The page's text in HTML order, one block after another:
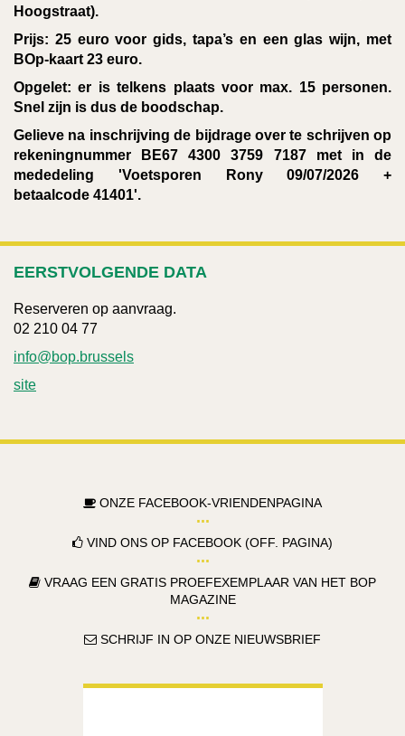
Hoogstraat).
Prijs: 25 euro voor gids, tapa’s en een glas wijn, met
BOp-kaart 23 euro.
Opgelet: er is telkens plaats voor max. 15 personen.
Snel zijn is dus de boodschap.
Gelieve na inschrijving de bijdrage over te schrijven op
rekeningnummer BE67 4300 3759 7187 met in de
mededeling 'Voetsporen Rony 09/07/2026 +
betaalcode 41401'.
EERSTVOLGENDE DATA
Reserveren op aanvraag.
02 210 04 77
info@bop.brussels
site
ONZE FACEBOOK-VRIENDENPAGINA
VIND ONS OP FACEBOOK (OFF. PAGINA)
VRAAG EEN GRATIS PROEFEXEMPLAAR VAN HET BOP
MAGAZINE
SCHRIJF IN OP ONZE NIEUWSBRIEF